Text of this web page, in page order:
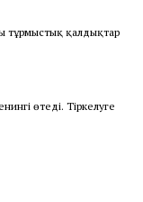
тұрмыстық қалдықтар
өтеді. Тіркелуге